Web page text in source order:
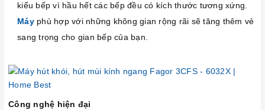
kiểu bếp vì hầu hết các bếp đều có kích thước tương xứng.
Máyphù hợp với những không gian rộng rãi sẽ tăng thêm vẻ
sang trọng cho gian bếp của bạn.
Công nghệ hiện đại